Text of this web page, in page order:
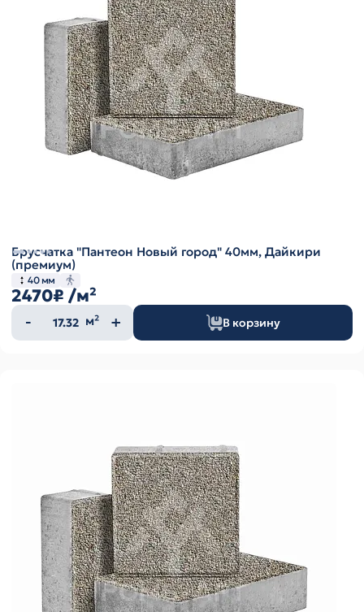
Брусчатка "Пантеон Новый город" 40мм, Дайкири
(премиум)
40 мм
2470₽ /м²
Количество
товара
м² В корзину